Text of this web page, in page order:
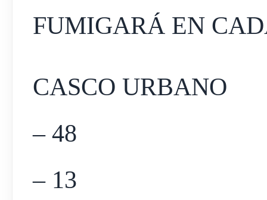
FUMIGARÁ EN
CASCO URBANO
– 48
– 13